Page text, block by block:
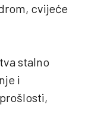
cvijeće
stalno
i